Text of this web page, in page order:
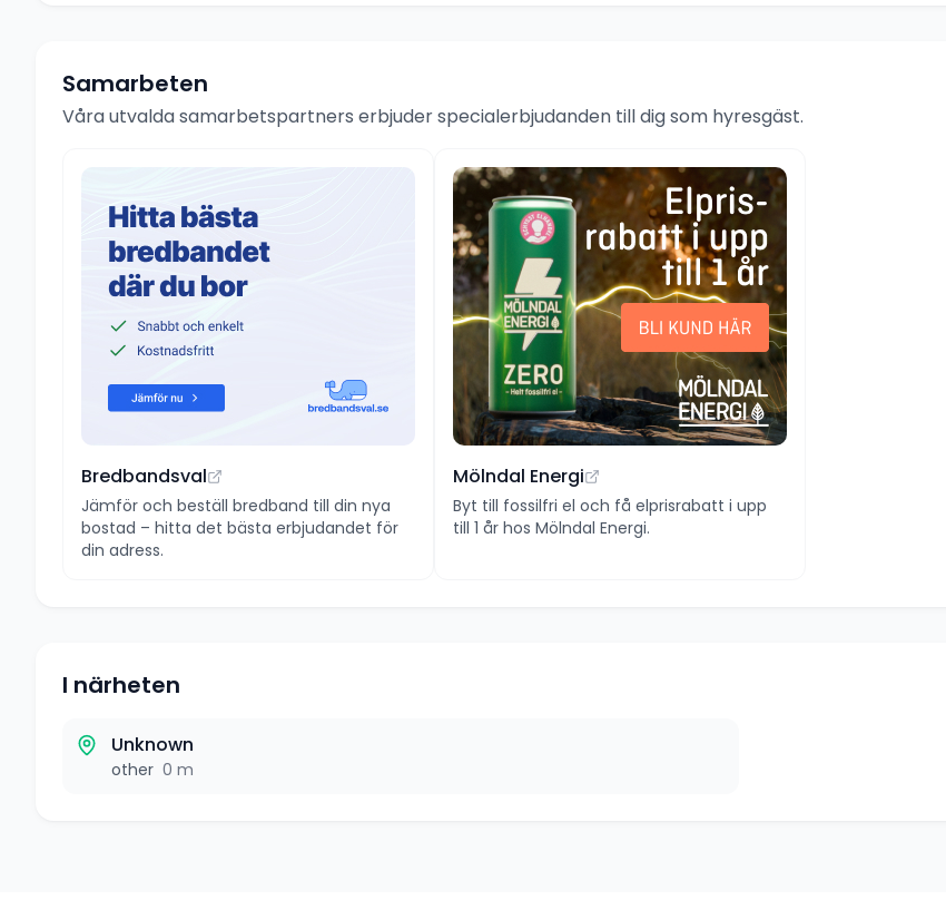
Samarbeten
Våra utvalda samarbetspartners erbjuder specialerbjudanden till dig som hyresgäst.
Bredbandsval
Jämför och beställ bredband till din nya
bostad – hitta det bästa erbjudandet för
din adress.
Mölndal Energi
Byt till fossilfri el och få elprisrabatt i upp
till 1 år hos Mölndal Energi.
I närheten
Unknown
other 0 m